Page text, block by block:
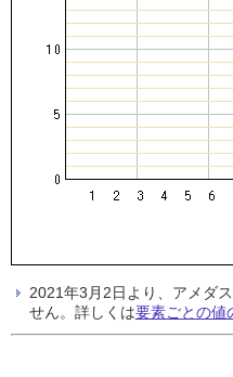
2021年3月2日より、アメダ
せん。詳しくは要素ごとの値